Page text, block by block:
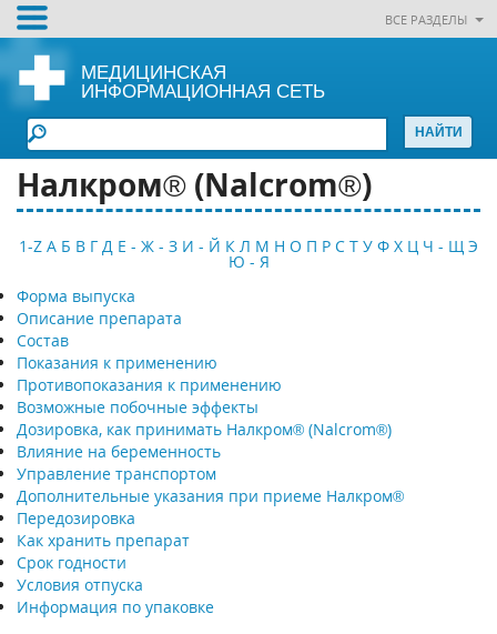
ВСЕ РАЗДЕЛЫ
МЕДИЦИНСКАЯ
ИНФОРМАЦИОННАЯ СЕТЬ
Налкром® (Nalcrom®)
1-Z А Б В Г Д Е - Ж - З И - Й К Л М Н О П Р С Т У Ф Х Ц Ч - Щ Э
Ю - Я
Форма выпуска
Описание препарата
Состав
Показания к применению
Противопоказания к применению
Возможные побочные эффекты
Дозировка, как принимать Налкром® (Nalcrom®)
Влияние на беременность
Управление транспортом
Дополнительные указания при приеме Налкром®
Передозировка
Как хранить препарат
Срок годности
Условия отпуска
Информация по упаковке